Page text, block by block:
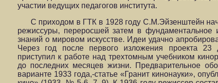
участии ведущих педагогов института.
С приходом в ГТК в 1928 году С.М.Эйзенштейн
режиссуры, переросшей затем в фундаментальное
знаний о мировом искусстве. Идеи удачно
Через год после первого изложения проекта 23
приступил к работе над трехтомным учебником
до последних месяцев жизни. Предварительное
варианте 1933 года,-статье «Гранит кинонауки»,